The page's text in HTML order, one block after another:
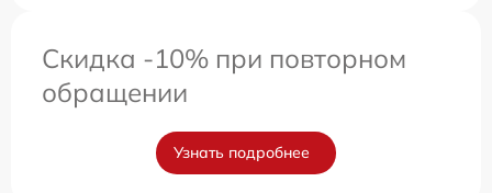
Скидка -10% при повторном
обращении
Узнать подробнее